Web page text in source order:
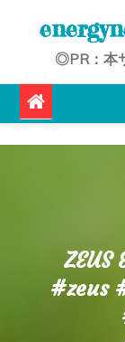
◎PR：本
#zeus